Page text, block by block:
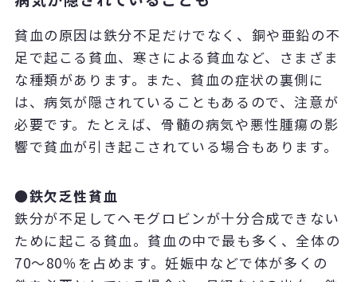
貧血の原因は鉄分不足だけでなく、銅や亜鉛の不
足で起こる貧血、寒さによる貧血など、さまざま
な種類があります。また、貧血の症状の裏側に
は、病気が隠されていることもあるので、注意が
必要です。たとえば、骨髄の病気や悪性腫瘍の影
響で貧血が引き起こされている場合もあります。
●鉄欠乏性貧血
鉄分が不足してヘモグロビンが十分合成できない
ために起こる貧血。貧血の中で最も多く、全体の
70～80％を占めます。妊娠中などで体が多くの